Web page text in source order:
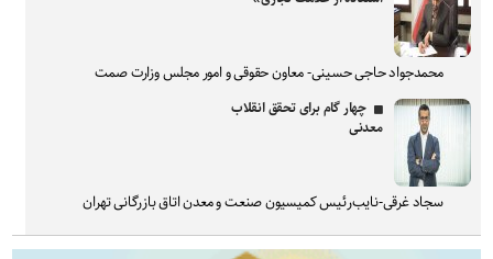
محمدجواد حاجی حسینی- معاون حقوقی و امور مجلس وزارت صمت
چهار گام برای تحقق انقلاب
معدنی
سجاد غرقی-نایب‌رئیس کمیسیون صنعت و معدن اتاق بازرگانی تهران